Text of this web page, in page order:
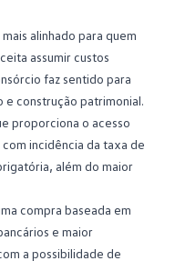
alinhado para quem
assumir custos
faz sentido para
e construção patrimonial.
proporciona o acesso
incidência da taxa de
além do maior
compra baseada em
e maior
a possibilidade de